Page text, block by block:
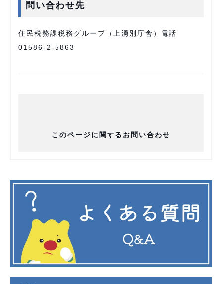
問い合わせ先
住民税務課税務グループ（上湧別庁舎）電話
01586-2-5863
このページに関するお問い合わせ